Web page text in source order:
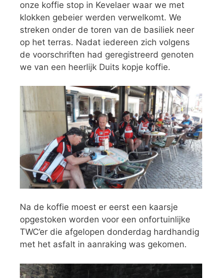
onze koffie stop in Kevelaer waar we met
klokken gebeier werden verwelkomt. We
streken onder de toren van de basiliek neer
op het terras. Nadat iedereen zich volgens
de voorschriften had geregistreerd genoten
we van een heerlijk Duits kopje koffie.
Na de koffie moest er eerst een kaarsje
opgestoken worden voor een onfortuinlijke
TWC’er die afgelopen donderdag hardhandig
met het asfalt in aanraking was gekomen.